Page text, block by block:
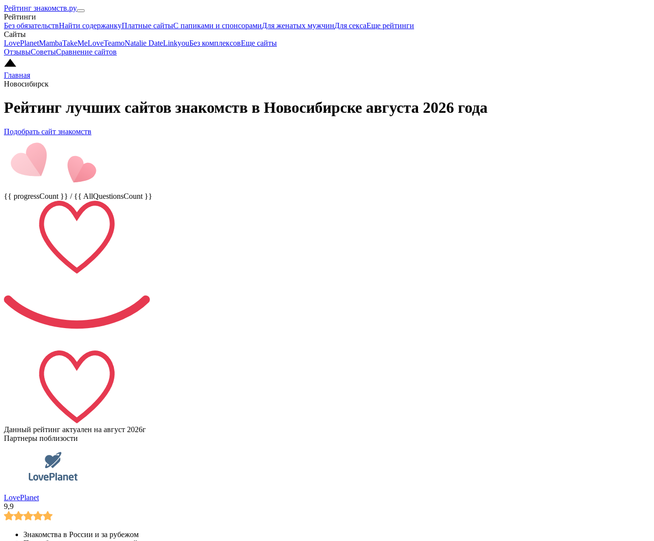
Рейтинг знакомств.ру
Рейтинги
Без обязательствНайти содержанкуПлатные сайтыС папиками и спонсорамиДля женатых мужчинДля сексаЕще рейтинги
Сайты
LovePlanetMambaTakeMeLoveTeamoNatalie DateLinkyouБез комплексовЕще сайты
ОтзывыСоветыСравнение сайтов
Главная
Новосибирск
Рейтинг лучших сайтов знакомств в Новосибирске августа 2026 года
Подобрать сайт знакомств
{{ progressCount }} / {{ AllQuestionsCount }}
Данный рейтинг актуален на август 2026г
Партнеры поблизости
LovePlanet
9,9
Знакомства в России и за рубежом